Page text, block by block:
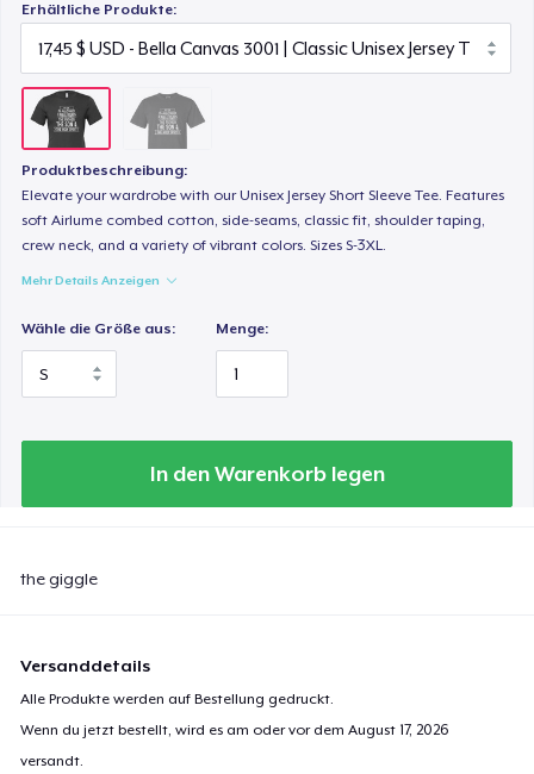
Erhältliche Produkte:
Produktbeschreibung:
Elevate your wardrobe with our Unisex Jersey Short Sleeve Tee. Features
soft Airlume combed cotton, side-seams, classic fit, shoulder taping,
crew neck, and a variety of vibrant colors. Sizes S-3XL.
Mehr Details Anzeigen
Wähle die Größe aus: Menge:
In den Warenkorb legen
the giggle
Versanddetails
Alle Produkte werden auf Bestellung gedruckt.
Wenn du jetzt bestellt, wird es am oder vor demAugust 17, 2026
versandt.